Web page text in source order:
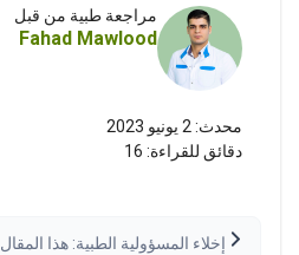
مراجعة طبية من قبل
Fahad Mawlood
محدث:2 يونيو 2023
دقائق للقراءة: 16
إخلاء المسؤولية الطبية: هذا